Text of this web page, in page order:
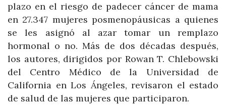
plazo en el riesgo de padecer cáncer de mama
en 27.347 mujeres posmenopáusicas a quienes
se les asignó al azar tomar un remplazo
hormonal o no. Más de dos décadas después,
los autores, dirigidos por Rowan T. Chlebowski
del Centro Médico de la Universidad de
California en Los Ángeles, revisaron el estado
de salud de las mujeres que participaron.